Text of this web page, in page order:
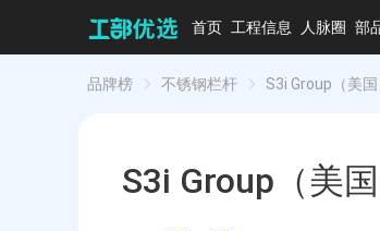
首页 工程信息 人脉圈 部
品牌榜 不锈钢栏杆 S3i Group（美国
S3i Group（美国